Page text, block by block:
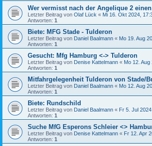
Wer vermisst nach der Angelique 2
Letzter Beitrag von Olaf Lück « Mi 16. Okt 2024,
Antworten: 1
Biete: MFG Stade - Tulderon
Letzter Beitrag von Daniel Baalmann « Mo 19. Aug
Antworten: 1
Gesucht: Mfg Hamburg <-> Tulderon
Letzter Beitrag von Denise Kattelmann « Mo 12. Aug
Antworten: 1
Mitfahrgelegenheit Tulderon von Stade/
Letzter Beitrag von Daniel Baalmann « Mo 12. Aug
Antworten: 1
Biete: Rundschild
Letzter Beitrag von Daniel Baalmann « Fr 5. Jul
Antworten: 1
Suche MfG Esperons Schleier <>
Letzter Beitrag von Denise Kattelmann « Fr 12. Apr
Antworten: 1